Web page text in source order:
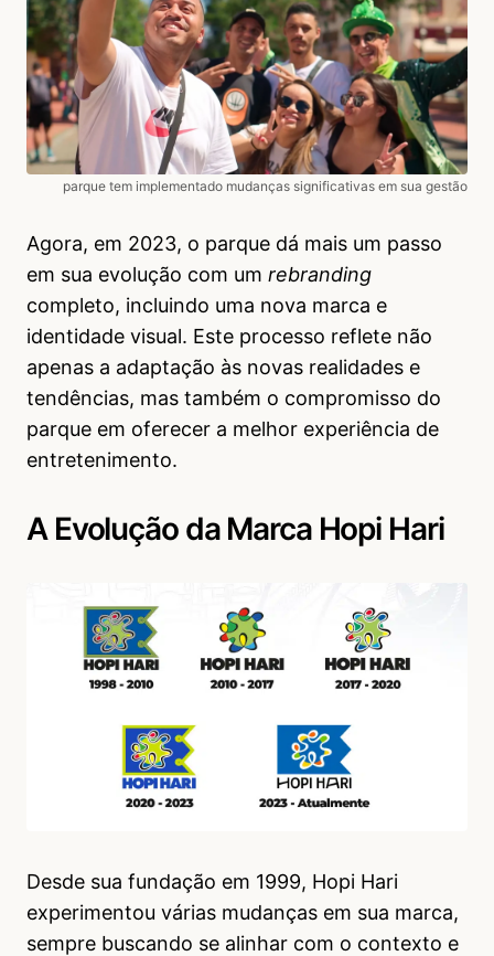
parque tem implementado mudanças significativas em sua gestão
Agora, em 2023, o parque dá mais um passo
em sua evolução com um rebranding
completo, incluindo uma nova marca e
identidade visual. Este processo reflete não
apenas a adaptação às novas realidades e
tendências, mas também o compromisso do
parque em oferecer a melhor experiência de
entretenimento.
A Evolução da Marca Hopi Hari
Desde sua fundação em 1999, Hopi Hari
experimentou várias mudanças em sua marca,
sempre buscando se alinhar com o contexto e